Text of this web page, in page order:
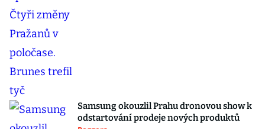
Samsung okouzlil Prahu dronovou show k
odstartování prodeje nových produktů